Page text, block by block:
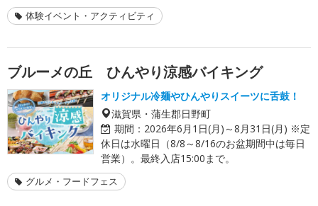
体験イベント・アクティビティ
ブルーメの丘 ひんやり涼感バイキング
オリジナル冷麺やひんやりスイーツに舌鼓！
滋賀県・蒲生郡日野町
期間： 2026年6月1日(月)～8月31日(月) ※定
休日は水曜日（8/8～8/16のお盆期間中は毎日
営業）。最終入店15:00まで。
グルメ・フードフェス